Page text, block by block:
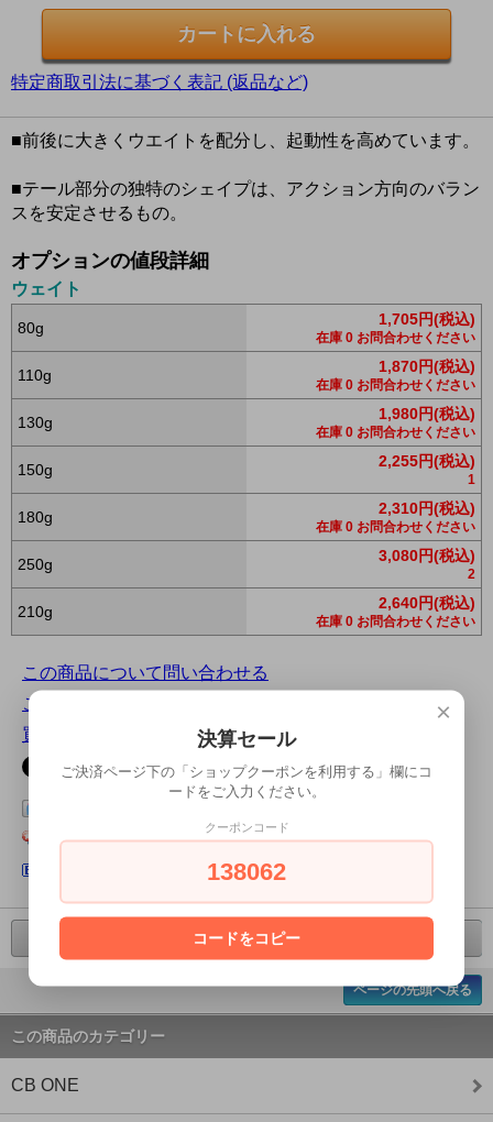
特定商取引法に基づく表記 (返品など)
■前後に大きくウエイトを配分し、起動性を高めています。
■テール部分の独特のシェイプは、アクション方向のバラン
スを安定させるもの。
オプションの値段詳細
ウェイト
80g 1,705円(税込)
在庫 0 お問合わせください
110g 1,870円(税込)
在庫 0 お問合わせください
130g 1,980円(税込)
在庫 0 お問合わせください
150g 2,255円(税込)
1
180g 2,310円(税込)
在庫 0 お問合わせください
250g 3,080円(税込)
2
210g 2,640円(税込)
在庫 0 お問合わせください
この商品について問い合わせる
この商品を友達に教える
買い物を続ける
Yahoo!ブックマークに登録する
はてなブックマークに登録する
ページの先頭へ戻る
この商品のカテゴリー
CB ONE
×
決算セール
ご決済ページ下の「ショップクーポンを利用する」欄にコ
ードをご入力ください。
クーポンコード
138062
コードをコピー